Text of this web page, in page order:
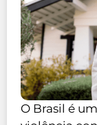
O Brasil é